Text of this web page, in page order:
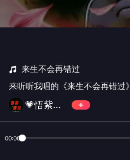
来生不会再错过
来听听我唱的《来生不会再错过》
💗悟紫💗💛💜💗
00:00